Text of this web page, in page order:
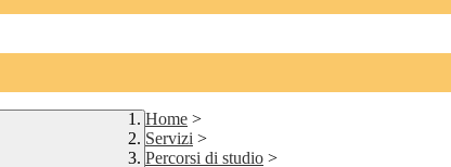
Home >
Servizi >
Percorsi di studio >